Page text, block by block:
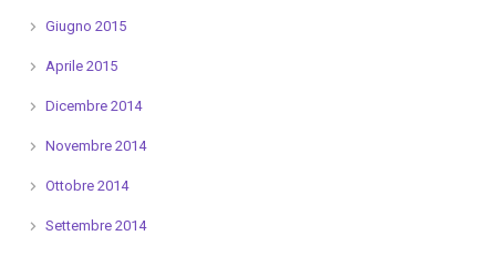
Giugno 2015
Aprile 2015
Dicembre 2014
Novembre 2014
Ottobre 2014
Settembre 2014